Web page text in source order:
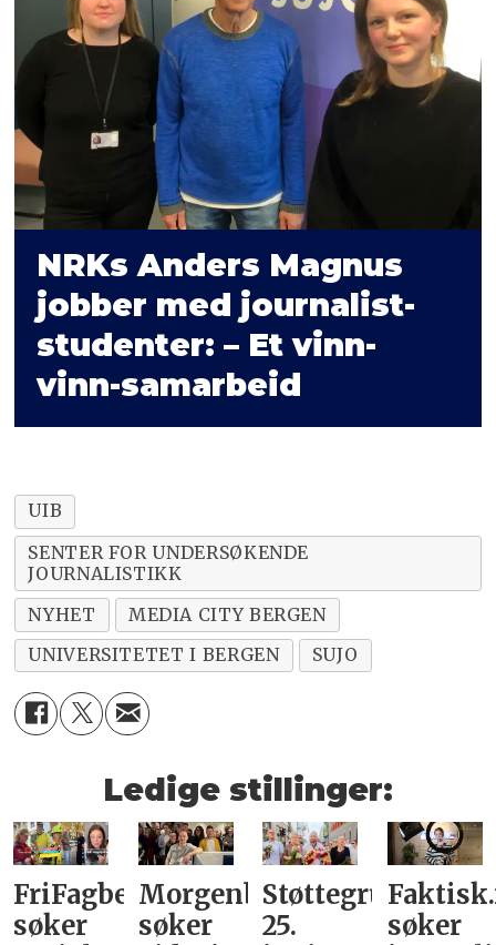
NRKs Anders Magnus
jobber med journalist-
studenter: – Et vinn-
vinn-samarbeid
UIB
SENTER FOR UNDERSØKENDE
JOURNALISTIKK
NYHET
MEDIA CITY BERGEN
UNIVERSITETET I BERGEN
SUJO
Ledige stillinger:
FriFagbevegelse
søker
Morgenbladet
søker
Støttegruppa
25.
søker